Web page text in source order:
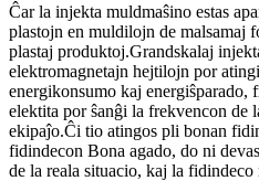
Ĉar la injekta muldmaŝino estas
plastojn en muldilojn de malsamaj
plastaj produktoj.Grandskalaj
elektromagnetajn hejtilojn por
energikonsumo kaj energiŝparado,
elektita por ŝanĝi la frekvencon de
ekipaĵo.Ĉi tio atingos pli bonan
fidindecon Bona agado, do ni
de la reala situacio, kaj la